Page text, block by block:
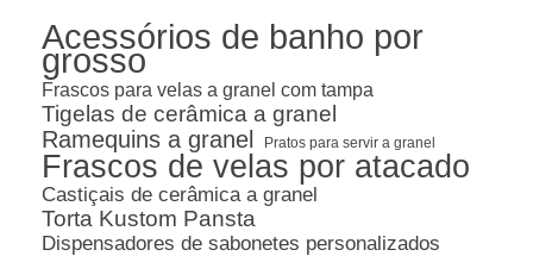
Acessórios de banho por
grosso
Frascos para velas a granel com tampa
Tigelas de cerâmica a granel
Ramequins a granel Pratos para servir a granel
Frascos de velas por atacado
Castiçais de cerâmica a granel
Torta Kustom Pansta
Dispensadores de sabonetes personalizados